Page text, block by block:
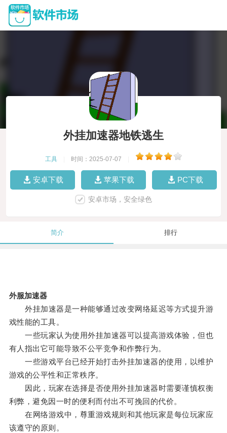
外挂加速器地铁逃生
工具 时间：2025-07-07
安卓下载 苹果下载 PC下载
安卓市场，安全绿色
简介 排行
外服加速器
外挂加速器是一种能够通过改变网络延迟等方式提升游
戏性能的工具。
一些玩家认为使用外挂加速器可以提高游戏体验，但也
有人指出它可能导致不公平竞争和作弊行为。
一些游戏平台已经开始打击外挂加速器的使用，以维护
游戏的公平性和正常秩序。
因此，玩家在选择是否使用外挂加速器时需要谨慎权衡
利弊，避免因一时的便利而付出不可挽回的代价。
在网络游戏中，尊重游戏规则和其他玩家是每位玩家应
该遵守的原则。